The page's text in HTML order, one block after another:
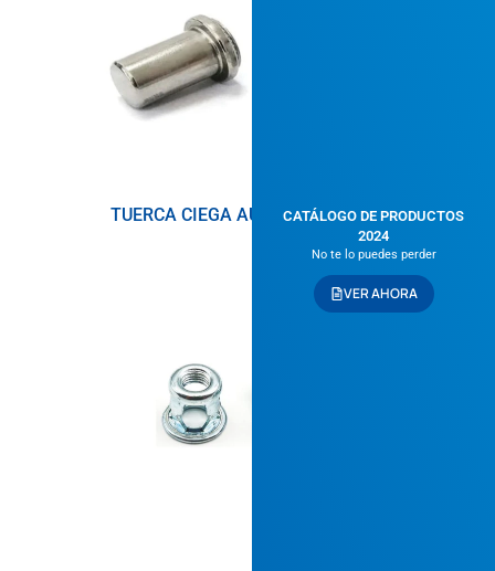
TUERCA CIEGA AUTOINSERTABLE
CATÁLOGO DE PRODUCTOS
2024
No te lo puedes perder
VER AHORA